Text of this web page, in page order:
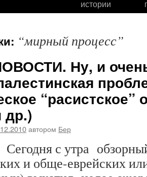
истории
“мирный процесс”
Ну, и
“расистское”
автором Бер
с утра
и обще-еврейских